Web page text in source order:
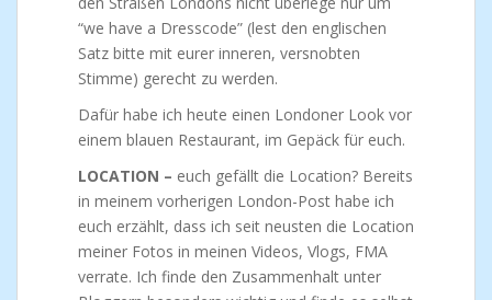
“we have a Dresscode” (lest den englischen
Satz bitte mit eurer inneren, versnobten
Stimme) gerecht zu werden.
Dafür habe ich heute einen Londoner Look vor
einem blauen Restaurant, im Gepäck für euch.
LOCATION – euch gefällt die Location? Bereits
in meinem vorherigen London-Post habe ich
euch erzählt, dass ich seit neusten die Location
meiner Fotos in meinen Videos, Vlogs, FMA
verrate. Ich finde den Zusammenhalt unter